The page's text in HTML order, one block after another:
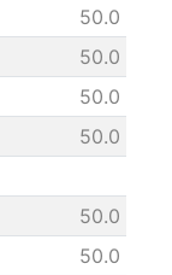
50.0
50.0
50.0
50.0
50.0
50.0